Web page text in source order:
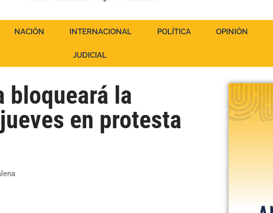
NACIÓN INTERNACIONAL POLÍTICA OPINIÓN
JUDICIAL
bloqueará la
en protesta